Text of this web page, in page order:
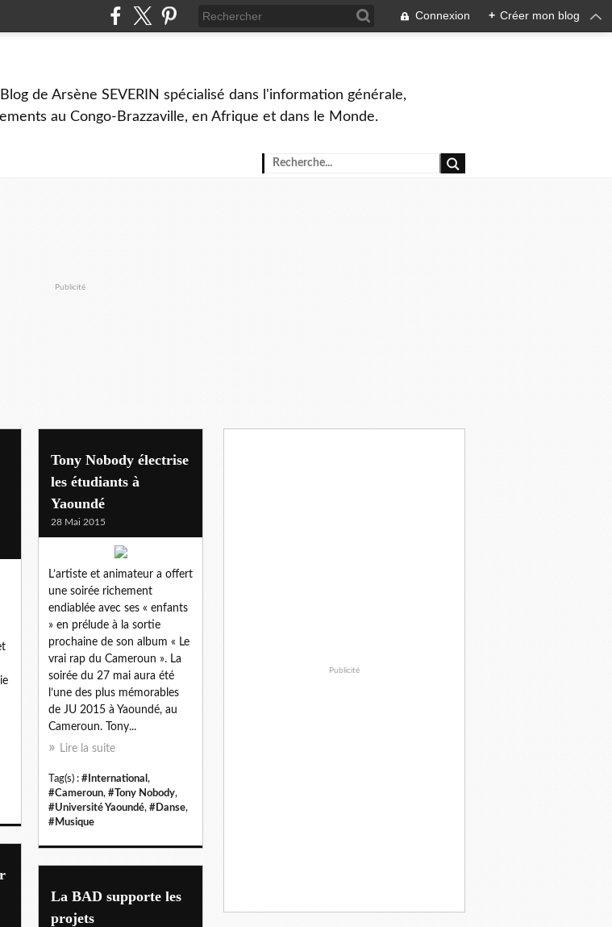
Connexion + Créer mon blog
de Arsène SEVERIN spécialisé dans l'information générale,
au Congo-Brazzaville, en Afrique et dans le Monde.
Publicité
Tony Nobody électrise
les étudiants à
Yaoundé
28 Mai 2015
L’artiste et animateur a offert
une soirée richement
endiablée avec ses « enfants
» en prélude à la sortie
prochaine de son album « Le
vrai rap du Cameroun ». La
soirée du 27 mai aura été
l’une des plus mémorables
de JU 2015 à Yaoundé, au
Cameroun. Tony...
Lire la suite
Tag(s) : #International ,
#Cameroun, #Tony Nobody,
#Université Yaoundé, #Danse,
#Musique
La BAD supporte les
projets
Publicité